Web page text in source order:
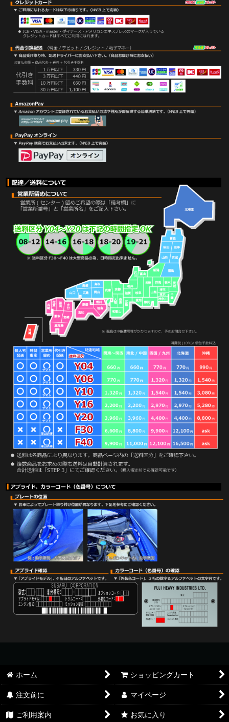
ホーム ショッピングカート
注文前に マイページ
ご利用案内 お気に入り